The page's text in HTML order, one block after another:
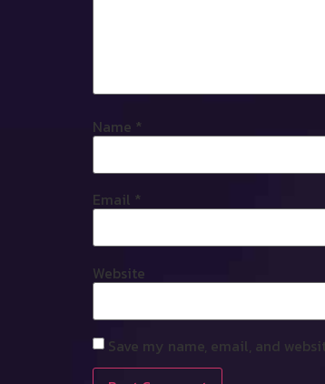
Name *
Email *
Website
Save my name, email, and